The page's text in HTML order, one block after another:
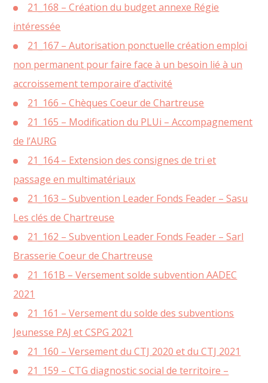
21_168 – Création du budget annexe Régie
intéressée
21_167 – Autorisation ponctuelle création emploi
non permanent pour faire face à un besoin lié à un
accroissement temporaire d’activité
21_166 – Chèques Coeur de Chartreuse
21_165 – Modification du PLUi – Accompagnement
de l’AURG
21_164 – Extension des consignes de tri et
passage en multimatériaux
21_163 – Subvention Leader Fonds Feader – Sasu
Les clés de Chartreuse
21_162 – Subvention Leader Fonds Feader – Sarl
Brasserie Coeur de Chartreuse
21_161B – Versement solde subvention AADEC
2021
21_161 – Versement du solde des subventions
Jeunesse PAJ et CSPG 2021
21_160 – Versement du CTJ 2020 et du CTJ 2021
21_159 – CTG diagnostic social de territoire –